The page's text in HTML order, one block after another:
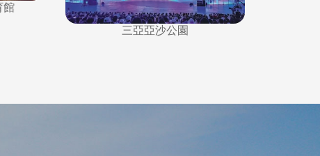
三亞紅色娘子軍演藝公園劇場舞臺